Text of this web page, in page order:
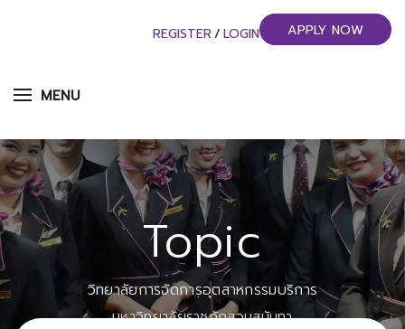
MENU
REGISTER / LOGIN APPLY NOW
Topic
วิทยาลัยการจัดการอุตสาหกรรมบริการ
มหาวิทยาลัยราชภัฏสวนสุนันทา